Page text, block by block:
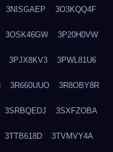
3NISGAEP 3O3KQQ4F
3OSK46GW 3P20H0VW
3PJX8KV3 3PWL81U6
3R660UUO 3R8OBY8R
3SRBQEDJ 3SXFZOBA
3TTB618D 3TVMVY4A